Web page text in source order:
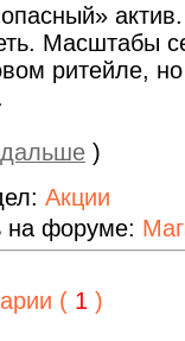
Масштабы
ритейле,
)
Акции
на форуме:
( 1 )